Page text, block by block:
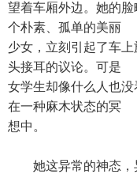
望着车厢外边。她的
个朴素、孤单的美丽
少女，立刻引起了车
头接耳的议论。可是
女学生却像什么人也
在一种麻木状态的冥
想中。
她这异常的神态，